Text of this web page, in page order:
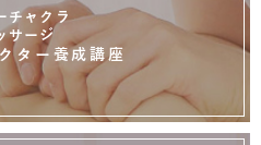
チャクラ
サージ
ター養成講座